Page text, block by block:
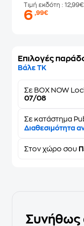
Τιμή εκδότη : 12,99€
6,99€
Επιλογές
Βάλε ΤΚ
Σε BOX NOW
07/08
Σε κατάστημα
Διαθεσιμότητα
Στον χώρο σου
Συνήθως